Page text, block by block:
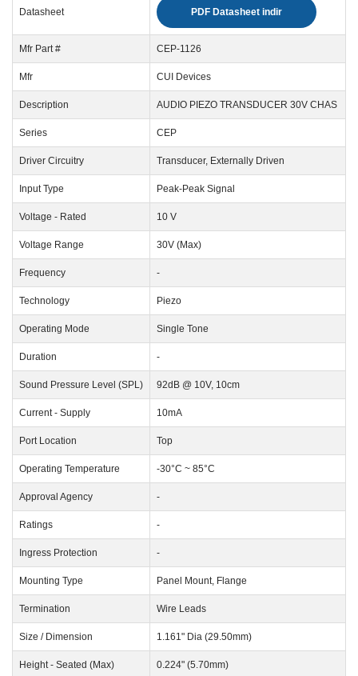
Datasheet PDF Datasheet indir
Mfr Part # CEP-1126
Mfr CUI Devices
Description AUDIO PIEZO TRANSDUCER 30V CHAS
Series CEP
Driver Circuitry Transducer, Externally Driven
Input Type Peak-Peak Signal
Voltage - Rated 10 V
Voltage Range 30V (Max)
Frequency -
Technology Piezo
Operating Mode Single Tone
Duration -
Sound Pressure Level (SPL) 92dB @ 10V, 10cm
Current - Supply 10mA
Port Location Top
Operating Temperature -30°C ~ 85°C
Approval Agency -
Ratings -
Ingress Protection -
Mounting Type Panel Mount, Flange
Termination Wire Leads
Size / Dimension 1.161" Dia (29.50mm)
Height - Seated (Max) 0.224" (5.70mm)